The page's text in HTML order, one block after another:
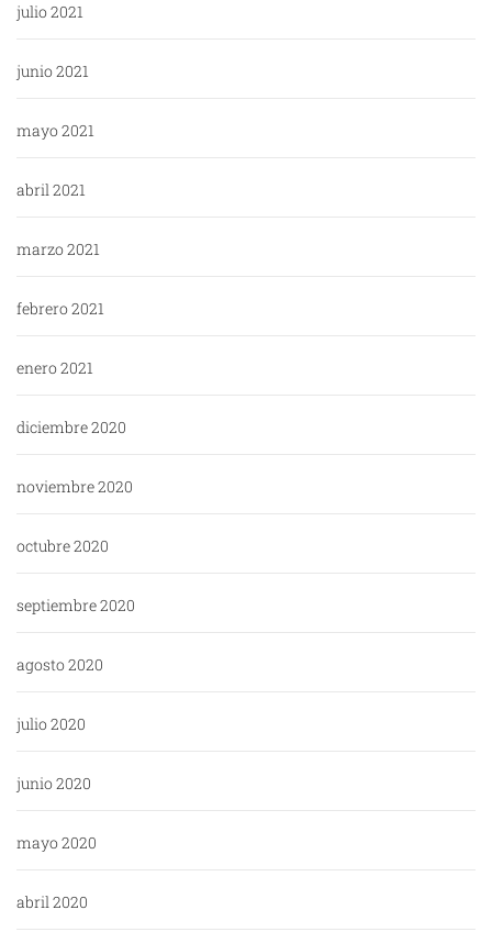
julio 2021
junio 2021
mayo 2021
abril 2021
marzo 2021
febrero 2021
enero 2021
diciembre 2020
noviembre 2020
octubre 2020
septiembre 2020
agosto 2020
julio 2020
junio 2020
mayo 2020
abril 2020